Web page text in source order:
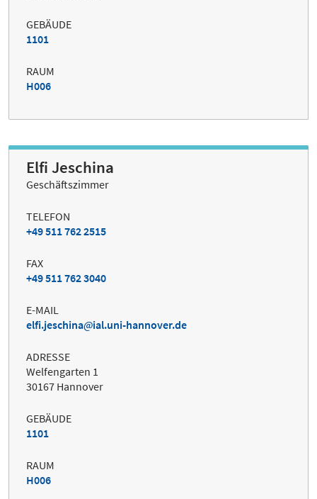
GEBÄUDE
1101
RAUM
H006
Elfi Jeschina
Geschäftszimmer
TELEFON
+49 511 762 2515
FAX
+49 511 762 3040
E-MAIL
elfi.jeschina
ial.uni-hannover.de
ADRESSE
Welfengarten 1
30167 Hannover
GEBÄUDE
1101
RAUM
H006